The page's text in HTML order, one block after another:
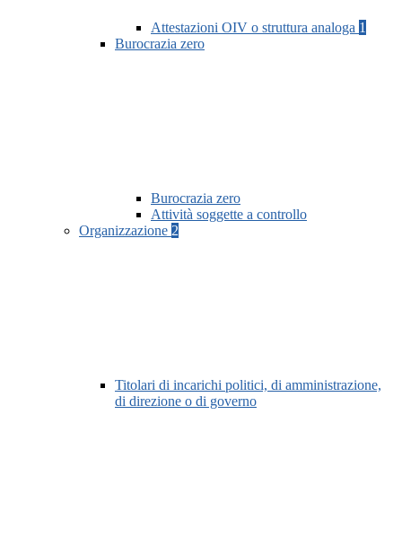
Attestazioni OIV o struttura analoga 1
Burocrazia zero
Burocrazia zero
Attività soggette a controllo
Organizzazione 2
Titolari di incarichi politici, di amministrazione,
di direzione o di governo